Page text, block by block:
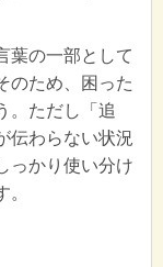
葉の一部として
のため、困った
。ただし「追
伝わらない状況
っかり使い分け